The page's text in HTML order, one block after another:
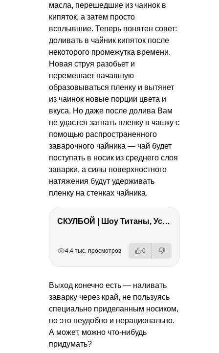
масла, перешедшие из чаинок в
кипяток, а затем просто
всплывшие. Теперь понятен совет:
доливать в чайник кипяток после
некоторого промежутка времени.
Новая струя разобьет и
перемешает начавшую
образовываться пленку и вытянет
из чаинок новые порции цвета и
вкуса. Но даже после долива Вам
не удастся загнать пленку в чашку с
помощью распространенного
заварочного чайника — чай будет
поступать в носик из среднего слоя
заварки, а силы поверхностного
натяжения будут удерживать
пленку на стенках чайника.
СКУЛБОЙ | Шоу Титаны, Усейн Болт, Ларрат, Зашквар!
4.4 тыс. просмотров 0
Выход конечно есть — наливать
заварку через край, не пользуясь
специально приделанным носиком,
но это неудобно и нерационально.
А может, можно что-нибудь
придумать?